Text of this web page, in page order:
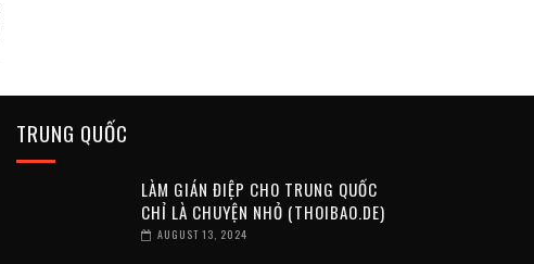
TRUNG QUỐC
LÀM GIÁN ĐIỆP CHO TRUNG QUỐC
CHỈ LÀ CHUYỆN NHỎ (THOIBAO.DE)
AUGUST 13, 2024